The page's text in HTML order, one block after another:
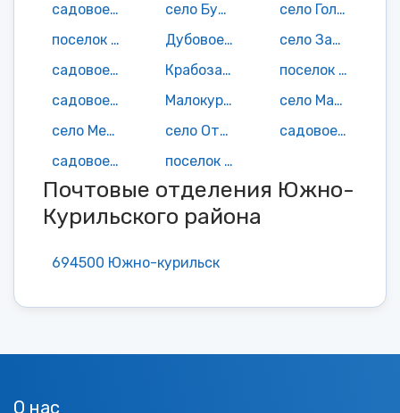
садовое неком-е товарищество Алигер село Буровая Рудный
село Головнино
поселок Горячий Пляж
Дубовое село
село Застава Докучаева
садовое неком-е товарищество Колхозник
Крабозаводское село
поселок Лагунное
садовое неком-е товарищество Лесовод
Малокурильское село
село Маяк Ловцова
село Менделеево
село Отрада
садовое неком-е товарищество Рыбак
садовое неком-е товарищество Чайка
поселок городского типа Южно-Курильск
Почтовые отделения Южно-
Курильского района
694500 Южно-курильск
О нас